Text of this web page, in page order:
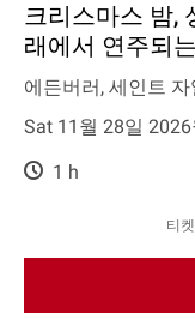
크리스마스 밤,
래에서 연주되
에든버러, 세인트
Sat 11월 28일
1 h
티